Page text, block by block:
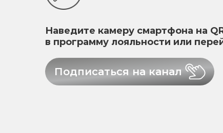
Наведите камеру смартфона на
в программу лояльности или
Подписаться на канал